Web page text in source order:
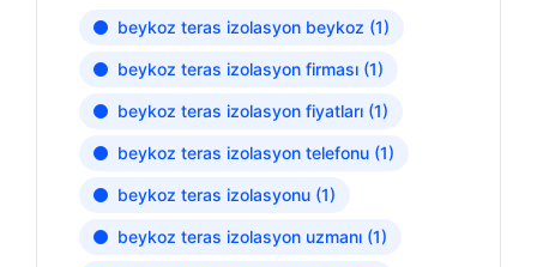
beykoz teras izolasyon beykoz (1)
beykoz teras izolasyon firması (1)
beykoz teras izolasyon fiyatları (1)
beykoz teras izolasyon telefonu (1)
beykoz teras izolasyonu (1)
beykoz teras izolasyon uzmanı (1)